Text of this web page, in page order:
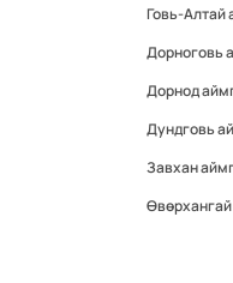
Говь-
Дорноговь
Дорнод
Дундговь
Завхан